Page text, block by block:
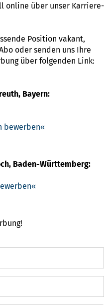
online über unser Karriere-
Position vakant,
oder senden uns Ihre
über folgenden Link:
Bayern:
bewerben
Baden-Württemberg: